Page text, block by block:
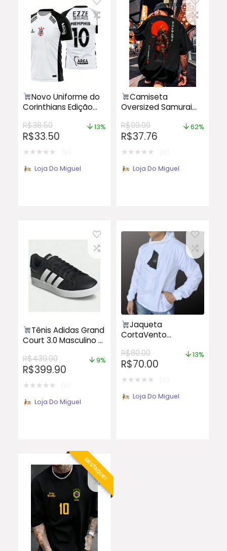
Novo Uniforme do
Corinthians Edição
Torcedor
R$38.50
R$33.50
13%
★★★★★
Loja Do Miguel
Camiseta
Oversized Samurai
Vermelho Estilo Arte
Oriental REF 3329
VEST NERD
R$99.99
R$37.76
62%
★★★★★
Loja Do Miguel
Tênis Adidas Grand
Court 3.0 Masculino –
R$439.90
R$399.90
9%
★★★★★
Loja Do Miguel
Jaqueta
CortaVento
Casual Outono
Inverno com Cordão
e Bolso Zíper 50+
R$80.00
R$70.00
13%
★★★★★
Loja Do Miguel
DESTAQUE!